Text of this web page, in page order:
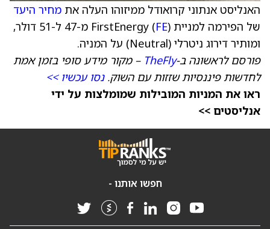
האנליסט אנתוני קרואודל ממיזוהו העלה את מחיר היעד
של הפירמה למניית FirstEnergy ( FE
) מ-47 ל-51 דולר,
ומותיר דירוג ניטרלי (Neutral) על המניה.
פורסם לראשונה ב-TheFly – מקור מידע סופי בזמן אמת
לחדשות פיננסיות שזזות עם השוק.נסו עכשיו >>
ראו את המניות המובילות שמומלצות על ידי
אנליסטים >>
חפשו אותנו -